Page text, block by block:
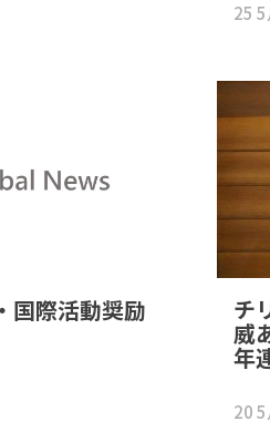
25
チ
威
年
20
際活動奨励